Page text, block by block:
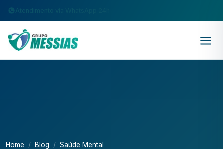
Atendimento via WhatsApp 24h
Home Blog
Saúde Mental